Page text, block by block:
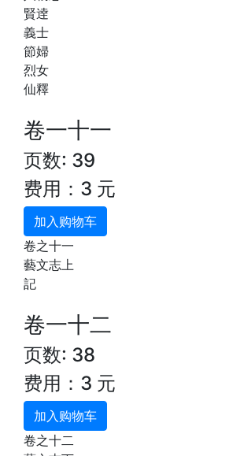
賢逹
義士
節婦
烈女
仙釋
卷一十一
页数: 39
费用：3 元
加入购物车
卷之十一
藝文志上
記
卷一十二
页数: 38
费用：3 元
加入购物车
卷之十二